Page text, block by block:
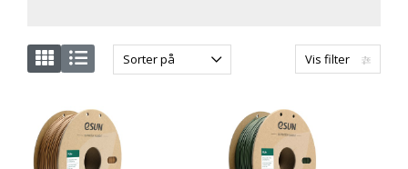
Vis filter
Sorter på